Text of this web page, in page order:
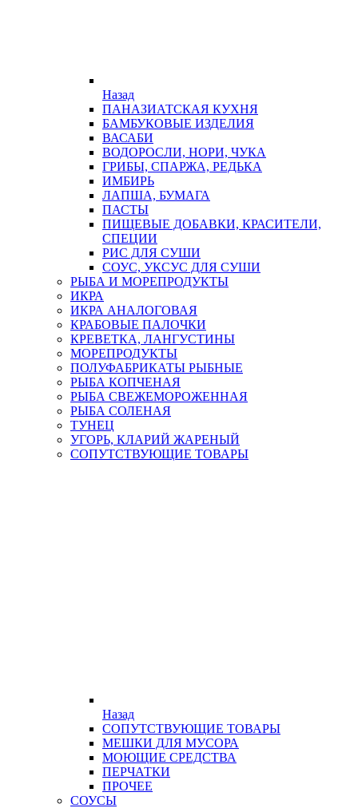
Назад
ПАНАЗИАТСКАЯ КУХНЯ
БАМБУКОВЫЕ ИЗДЕЛИЯ
ВАСАБИ
ВОДОРОСЛИ, НОРИ, ЧУКА
ГРИБЫ, СПАРЖА, РЕДЬКА
ИМБИРЬ
ЛАПША, БУМАГА
ПАСТЫ
ПИЩЕВЫЕ ДОБАВКИ, КРАСИТЕЛИ,
СПЕЦИИ
РИС ДЛЯ СУШИ
СОУС, УКСУС ДЛЯ СУШИ
РЫБА И МОРЕПРОДУКТЫ
ИКРА
ИКРА АНАЛОГОВАЯ
КРАБОВЫЕ ПАЛОЧКИ
КРЕВЕТКА, ЛАНГУСТИНЫ
МОРЕПРОДУКТЫ
ПОЛУФАБРИКАТЫ РЫБНЫЕ
РЫБА КОПЧЕНАЯ
РЫБА СВЕЖЕМОРОЖЕННАЯ
РЫБА СОЛЕНАЯ
ТУНЕЦ
УГОРЬ, КЛАРИЙ ЖАРЕНЫЙ
СОПУТСТВУЮЩИЕ ТОВАРЫ
Назад
СОПУТСТВУЮЩИЕ ТОВАРЫ
МЕШКИ ДЛЯ МУСОРА
МОЮЩИЕ СРЕДСТВА
ПЕРЧАТКИ
ПРОЧЕЕ
СОУСЫ